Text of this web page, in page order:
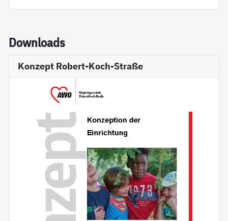
Down­loads
Konzept Robert-Koch-Straße